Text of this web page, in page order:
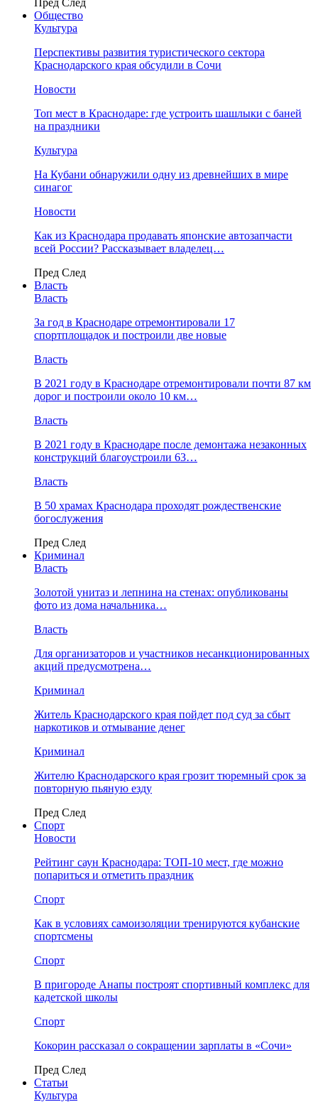
Пред След
Общество
Культура
Перспективы развития туристического сектора
Краснодарского края обсудили в Сочи
Новости
Топ мест в Краснодаре: где устроить шашлыки с баней
на праздники
Культура
На Кубани обнаружили одну из древнейших в мире
синагог
Новости
Как из Краснодара продавать японские автозапчасти
всей России? Рассказывает владелец…
Пред След
Власть
Власть
За год в Краснодаре отремонтировали 17
спортплощадок и построили две новые
Власть
В 2021 году в Краснодаре отремонтировали почти 87 км
дорог и построили около 10 км…
Власть
В 2021 году в Краснодаре после демонтажа незаконных
конструкций благоустроили 63…
Власть
В 50 храмах Краснодара проходят рождественские
богослужения
Пред След
Криминал
Власть
​Золотой унитаз и лепнина на стенах: опубликованы
фото из дома начальника…
Власть
Для организаторов и участников несанкционированных
акций предусмотрена…
Криминал
Житель Краснодарского края пойдет под суд за сбыт
наркотиков и отмывание денег
Криминал
Жителю Краснодарского края грозит тюремный срок за
повторную пьяную езду
Пред След
Спорт
Новости
Рейтинг саун Краснодара: ТОП-10 мест, где можно
попариться и отметить праздник
Спорт
Как в условиях самоизоляции тренируются кубанские
спортсмены
Спорт
В пригороде Анапы построят спортивный комплекс для
кадетской школы
Спорт
Кокорин рассказал о сокращении зарплаты в «Сочи»
Пред След
Статьи
Культура